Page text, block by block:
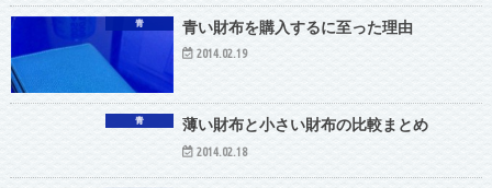
青 青い財布を購入するに至った理由
2014.02.19
青 薄い財布と小さい財布の比較まとめ
2014.02.18